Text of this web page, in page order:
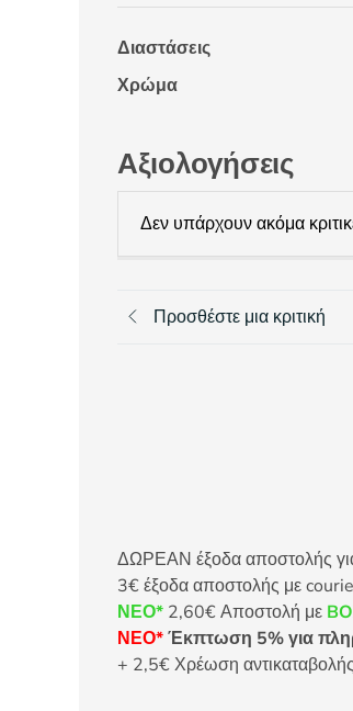
Διαστάσεις
Χρώμα
Αξιολογήσεις
Δεν υπάρχουν ακόμα
Προσθέστε μια κριτική
ΔΩΡΕΑΝ έξοδα αποστολής
3€ έξοδα αποστολής με
ΝΕΟ* 2,60€ Αποστολή με
ΝΕΟ*Έκπτωση 5% για
+ 2,5€ Χρέωση